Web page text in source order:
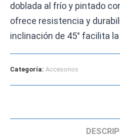
doblada al frío y pintado
ofrece resistencia y
inclinación de 45° facilita
Categoría: Accesorios